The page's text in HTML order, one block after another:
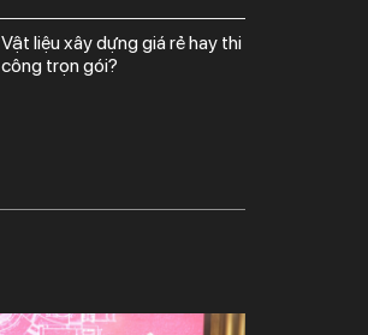
vật liệu xây dựng giá rẻ hay thi
công trọn gói?